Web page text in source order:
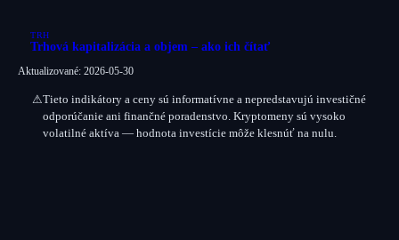
TRH
Trhová kapitalizácia a objem – ako ich čítať
Aktualizované: 2026-05-30
⚠Tieto indikátory a ceny sú informatívne a nepredstavujú investičné
odporúčanie ani finančné poradenstvo. Kryptomeny sú vysoko
volatilné aktíva — hodnota investície môže klesnúť na nulu.